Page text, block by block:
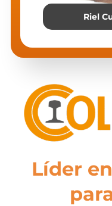
Riel
Líder